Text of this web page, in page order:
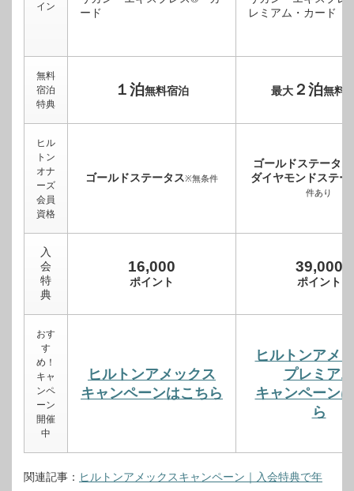
イン
無料
宿泊
特典
１泊無料宿泊 最大２泊無料
ヒル
トン
オナ
ーズ
会員
資格
ゴールドステータス※無条件
ゴールドステータス
ダイヤモンドステー
件あり
入
会
特
典
16,000
ポイント
39,000
ポイント
おす
す
め！
キャ
ンペ
ーン
開催
中
ヒルトンアメックス
キャンペーンはこちら
ヒルトンアメ
プレミアム
キャンペーン
ら
関連記事： ヒルトンアメックスキャンペーン｜入会特典で年